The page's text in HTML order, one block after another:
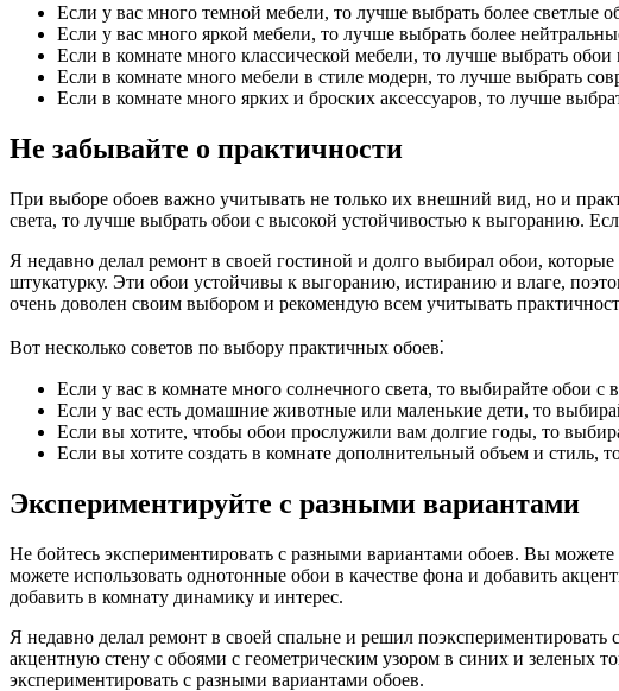
Если у вас много темной мебели, то лучше выбрать более светлые
Если у вас много яркой мебели, то лучше выбрать более
Если в комнате много классической мебели, то лучше выбрать обои
Если в комнате много мебели в стиле модерн, то лучше выбрать
Если в комнате много ярких и броских аксессуаров, то лучше
Не забывайте о практичности
При выборе обоев важно учитывать не только их внешний вид, но и
света, то лучше выбрать обои с высокой устойчивостью к выгоранию.
Я недавно делал ремонт в своей гостиной и долго выбирал обои,
штукатурку. Эти обои устойчивы к выгоранию, истиранию и влаге,
очень доволен своим выбором и рекомендую всем учитывать
Вот несколько советов по выбору практичных обоев⁚
Если у вас в комнате много солнечного света, то выбирайте обои
Если у вас есть домашние животные или маленькие дети, то
Если вы хотите, чтобы обои прослужили вам долгие годы, то
Если вы хотите создать в комнате дополнительный объем и стиль,
Экспериментируйте с разными вариантами
Не бойтесь экспериментировать с разными вариантами обоев. Вы
можете использовать однотонные обои в качестве фона и добавить
добавить в комнату динамику и интерес.
Я недавно делал ремонт в своей спальне и решил
акцентную стену с обоями с геометрическим узором в синих и зеленых
экспериментировать с разными вариантами обоев.